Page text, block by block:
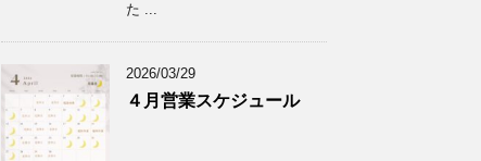
た ...
2026/03/29
４月営業スケジュール